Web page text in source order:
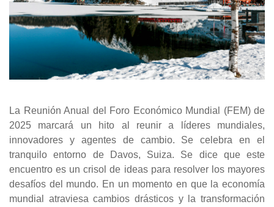
La Reunión Anual del Foro Económico Mundial (FEM) de
2025 marcará un hito al reunir a líderes mundiales,
innovadores y agentes de cambio. Se celebra en el
tranquilo entorno de Davos, Suiza. Se dice que este
encuentro es un crisol de ideas para resolver los mayores
desafíos del mundo. En un momento en que la economía
mundial atraviesa cambios drásticos y la transformación